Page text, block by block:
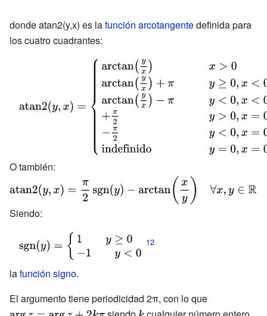
{Arg}
(z)=\operatorname
donde atan2(y,x) es lafunción arcotangentedefinida para
los cuatro cuadrantes:
\operatorname {atan2}
{\begin{cases}\arctan
x>0\\\arctan \left({\frac {y}
{x}}\right)+\pi &\qquad
y\geq 0,x<0\\\arctan
\left({\frac {y}{x}}\right)-\pi
&\qquad y<0,x<0\\+{\frac
{\pi }{2}}&\qquad
y>0,x=0\\-{\frac {\pi }
{2}}&\qquad y<0,x=0\\
{\text{indefinido}}&\qquad
y=0,x=0\end{cases}}}
O también:
\operatorname
{atan2} (y,x)={\frac
{2}}\operatorname
{sgn}(y)-\arctan
\left({\frac {x}
{y}}\right)\quad
\mathbb {R} }
Siendo:
{\displaystyle
\operatorname {sgn}
(y)=
y\geq 0\\-1\qquad
lafunción signo.
El argumento tiene periodicidad 2π, con lo que